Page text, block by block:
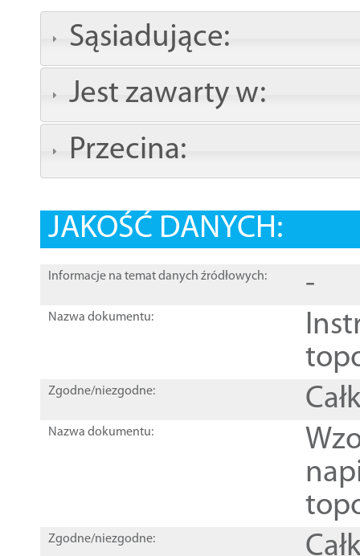
Sąsiadujące:
Jest zawarty w:
Przecina:
JAKOŚĆ DANYCH:
Informacje na temat danych źródłowych: -
Nazwa dokumentu:
Zgodne/niezgodne:
Nazwa dokumentu:
Zgodne/niezgodne: